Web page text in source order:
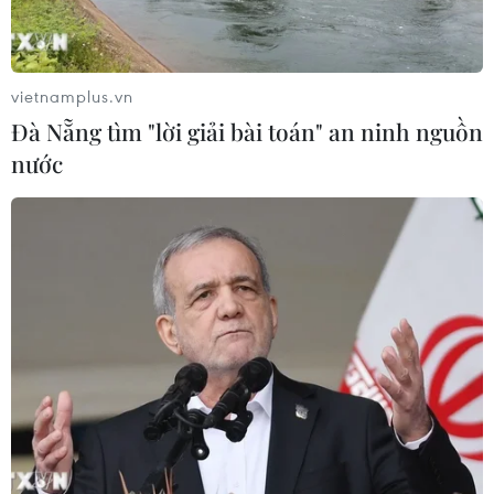
Khởi tố thêm 6 đối tượng vụ lập
khống hồ sơ bảo hiểm y tế ở Đắk Lắk
05/08/2026 14:55
Vận chuyển quá cảnh hàng giả và
xâm phạm sở hữu trí tuệ diễn biến
24 năm tù cho đôi vợ chồng tổ chức
“bay lắc” trong quán karaoke
05/08/2026 13:41
vietnamplus.vn
Đà Nẵng tìm "lời giải bài toán" an ninh nguồn
nước